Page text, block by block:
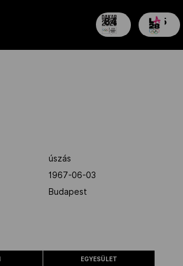
84
nap
705
nap
úszás
1967-06-03
Budapest
EGYESÜLET